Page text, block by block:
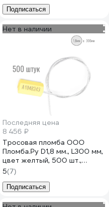
Подписаться
Нет в наличии
Последняя цена
8 456 ₽
Тросовая пломба ООО
Пломба.Ру D1,8 мм., L300 мм,
цвет желтый, 500 шт.,
призма 1006485
5(7)
Подписаться